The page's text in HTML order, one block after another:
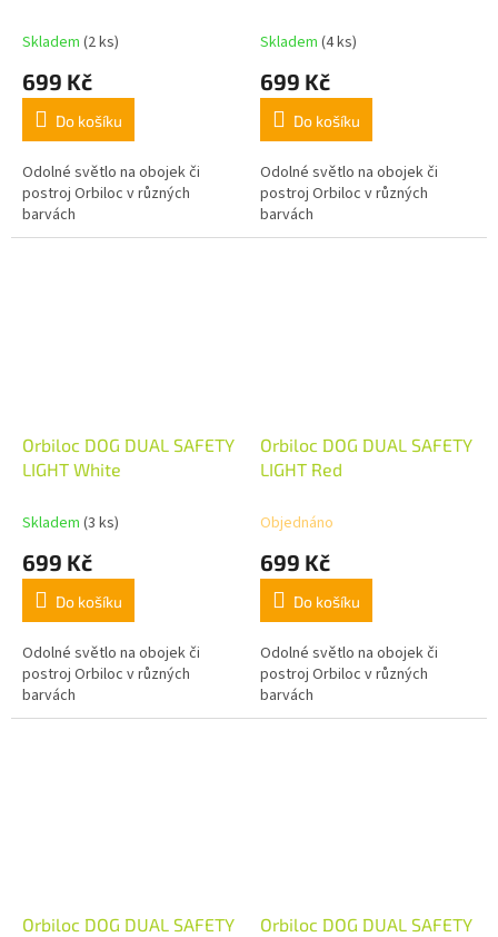
Skladem (2 ks)
699 Kč
Do košíku
Odolné světlo na obojek či
postroj Orbiloc v různých
barvách
Skladem (4 ks)
699 Kč
Do košíku
Odolné světlo na obojek či
postroj Orbiloc v různých
barvách
Orbiloc DOG DUAL SAFETY
LIGHT White
Skladem (3 ks)
699 Kč
Do košíku
Odolné světlo na obojek či
postroj Orbiloc v různých
barvách
Orbiloc DOG DUAL SAFETY
LIGHT Red
Objednáno
699 Kč
Do košíku
Odolné světlo na obojek či
postroj Orbiloc v různých
barvách
Orbiloc DOG DUAL SAFETY Orbiloc DOG DUAL SAFETY